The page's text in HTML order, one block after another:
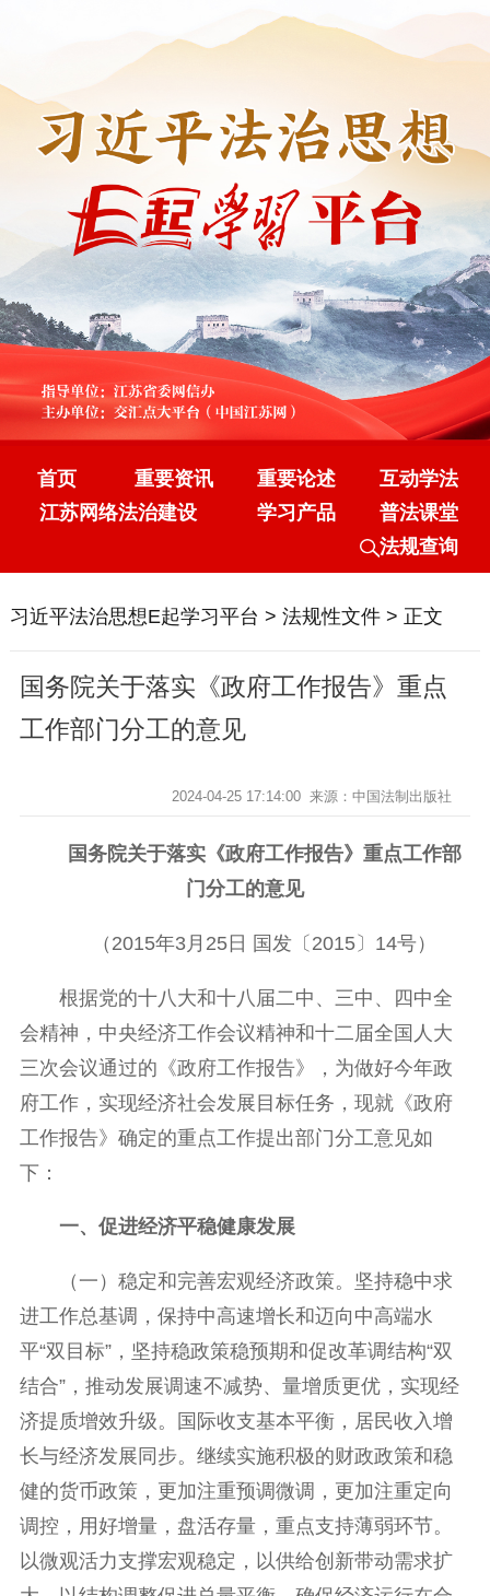
首页 重要资讯 重要论述
互动学法
江苏网络法治建设
学习产品
普法课堂
法规查询
习近平法治思想E起学习平台 > 法规性文件> 正文
国务院关于落实《政府工作报告》重点
工作部门分工的意见
2024-04-25 17:14:00 来源：中国法制出版社
国务院关于落实《政府工作报告》重点工作部
门分工的意见
（2015年3月25日 国发〔2015〕14号）
根据党的十八大和十八届二中、三中、四中全
会精神，中央经济工作会议精神和十二届全国人大
三次会议通过的《政府工作报告》，为做好今年政
府工作，实现经济社会发展目标任务，现就《政府
工作报告》确定的重点工作提出部门分工意见如
下：
一、促进经济平稳健康发展
（一）稳定和完善宏观经济政策。坚持稳中求
进工作总基调，保持中高速增长和迈向中高端水
平“双目标”，坚持稳政策稳预期和促改革调结构“双
结合”，推动发展调速不减势、量增质更优，实现经
济提质增效升级。国际收支基本平衡，居民收入增
长与经济发展同步。继续实施积极的财政政策和稳
健的货币政策，更加注重预调微调，更加注重定向
调控，用好增量，盘活存量，重点支持薄弱环节。
以微观活力支撑宏观稳定，以供给创新带动需求扩